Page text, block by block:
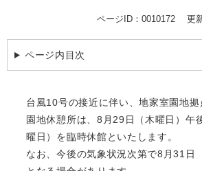
ページID：0010172 更
ページ内目次
台風10号の接近に伴い、地家室園地
園地休憩所は、8月29日（木曜日）午
曜日）を臨時休館といたします。
なお、今後の気象状況次第で8月31日